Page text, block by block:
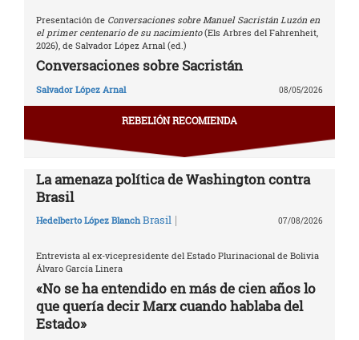
Presentación de Conversaciones sobre Manuel Sacristán Luzón en
el primer centenario de su nacimiento(Els Arbres del Fahrenheit,
2026), de Salvador López Arnal (ed.)
Conversaciones sobre Sacristán
Salvador López Arnal 08/05/2026
REBELIÓN RECOMIENDA
La amenaza política de Washington contra
Brasil
Hedelberto López Blanch Brasil | 07/08/2026
Entrevista al ex-vicepresidente del Estado Plurinacional de Bolivia
Álvaro García Linera
«No se ha entendido en más de cien años lo
que quería decir Marx cuando hablaba del
Estado»